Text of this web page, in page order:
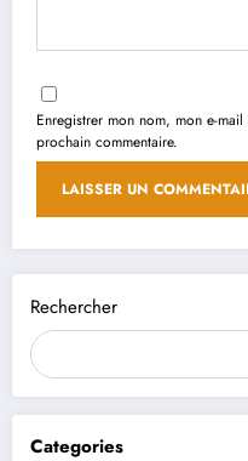
Rechercher
Categories
Enregistrer mon nom, mon e-
prochain commentaire.